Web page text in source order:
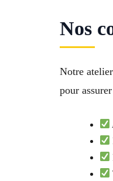
Nos
Notre
pour